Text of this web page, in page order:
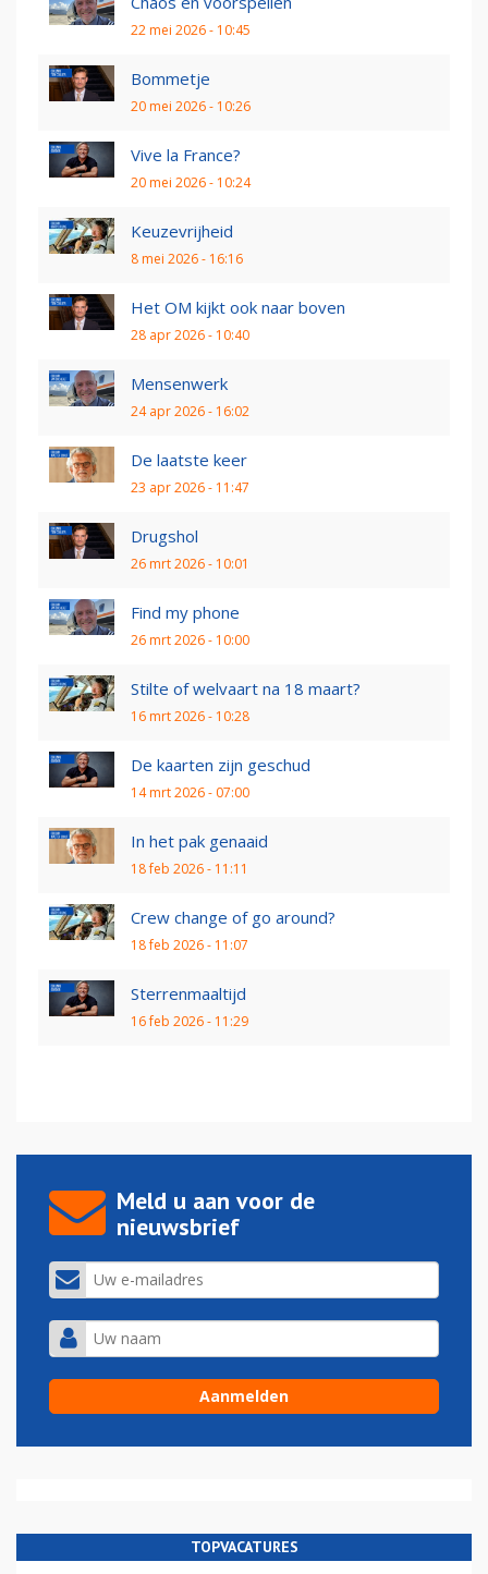
22 mei 2026 - 10:45
Bommetje
20 mei 2026 - 10:26
Vive la France?
20 mei 2026 - 10:24
Keuzevrijheid
8 mei 2026 - 16:16
Het OM kijkt ook naar boven
28 apr 2026 - 10:40
Mensenwerk
24 apr 2026 - 16:02
De laatste keer
23 apr 2026 - 11:47
Drugshol
26 mrt 2026 - 10:01
Find my phone
26 mrt 2026 - 10:00
Stilte of welvaart na 18 maart?
16 mrt 2026 - 10:28
De kaarten zijn geschud
14 mrt 2026 - 07:00
In het pak genaaid
18 feb 2026 - 11:11
Crew change of go around?
18 feb 2026 - 11:07
Sterrenmaaltijd
16 feb 2026 - 11:29
Meld u aan voor de
nieuwsbrief
TOPVACATURES